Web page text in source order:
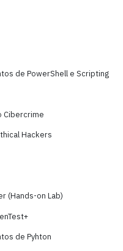
de PowerShell e Scripting
Cibercrime
Hackers
(Hands-on Lab)
de Pyhton